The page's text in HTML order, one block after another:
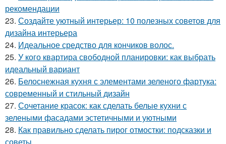
рекомендации
23. Создайте уютный интерьер: 10 полезных советов для
дизайна интерьера
24. Идеальное средство для кончиков волос.
25. У кого квартира свободной планировки: как выбрать
идеальный вариант
26. Белоснежная кухня с элементами зеленого фартука:
современный и стильный дизайн
27. Сочетание красок: как сделать белые кухни с
зелеными фасадами эстетичными и уютными
28. Как правильно сделать пирог отмостки: подсказки и